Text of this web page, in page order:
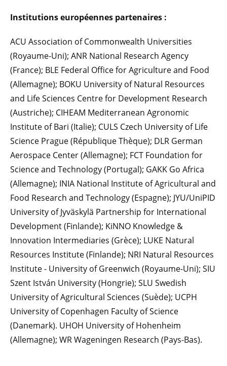
Institutions européennes partenaires :
ACU Association of Commonwealth Universities
(Royaume-Uni); ANR National Research Agency
(France); BLE Federal Office for Agriculture and Food
(Allemagne); BOKU University of Natural Resources
and Life Sciences Centre for Development Research
(Austriche); CIHEAM Mediterranean Agronomic
Institute of Bari (Italie); CULS Czech University of Life
Science Prague (République Thèque); DLR German
Aerospace Center (Allemagne); FCT Foundation for
Science and Technology (Portugal); GAKK Go Africa
(Allemagne); INIA National Institute of Agricultural and
Food Research and Technology (Espagne); JYU/UniPID
University of Jyväskylä Partnership for International
Development (Finlande); KiNNO Knowledge &
Innovation Intermediaries (Grèce); LUKE Natural
Resources Institute (Finlande); NRI Natural Resources
Institute - University of Greenwich (Royaume-Uni); SIU
Szent István University (Hongrie); SLU Swedish
University of Agricultural Sciences (Suède); UCPH
University of Copenhagen Faculty of Science
(Danemark). UHOH University of Hohenheim
(Allemagne); WR Wageningen Research (Pays-Bas).